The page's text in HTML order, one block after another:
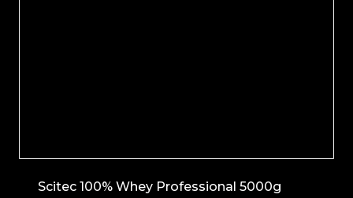
Scitec 100% Whey Professional 5000g